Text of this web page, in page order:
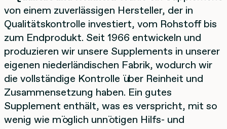
von einem zuverlässigen Hersteller, der in
Qualitätskontrolle investiert, vom Rohstoff bis
zum Endprodukt. Seit 1966 entwickeln und
produzieren wir unsere Supplements in unserer
eigenen niederländischen Fabrik, wodurch wir
die vollständige Kontrolle über Reinheit und
Zusammensetzung haben. Ein gutes
Supplement enthält, was es verspricht, mit so
wenig wie möglich unnötigen Hilfs- und